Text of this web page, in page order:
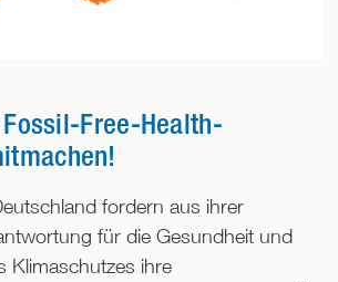
Free-Health-
fordern aus ihrer
für die Gesundheit und
Klimaschutzes ihre